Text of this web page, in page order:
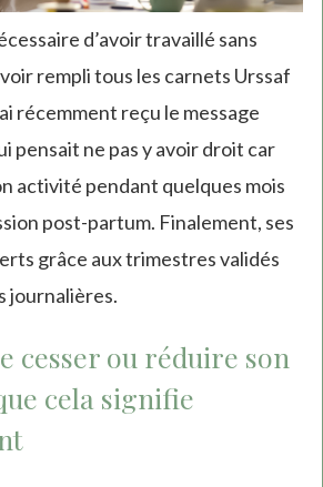
d’avoir travaillé sans
rempli tous les carnets Urssaf
récemment reçu le message
pensait ne pas y avoir droit car
activité pendant quelques mois
post-partum. Finalement, ses
grâce aux trimestres validés
journalières.
cesser ou réduire son
cela signifie